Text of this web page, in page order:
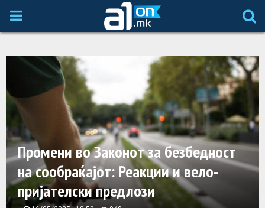
P
M
A
R
Промени во Законот за безбедност
на сообраќајот: Реакции и вело-
пријателски предлози